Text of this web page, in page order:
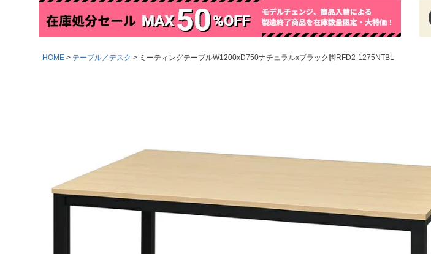
HOME テーブル／デスク ミーティングテーブルW1200xD750ナチュラルxブラック脚RFD2-1275NTBL